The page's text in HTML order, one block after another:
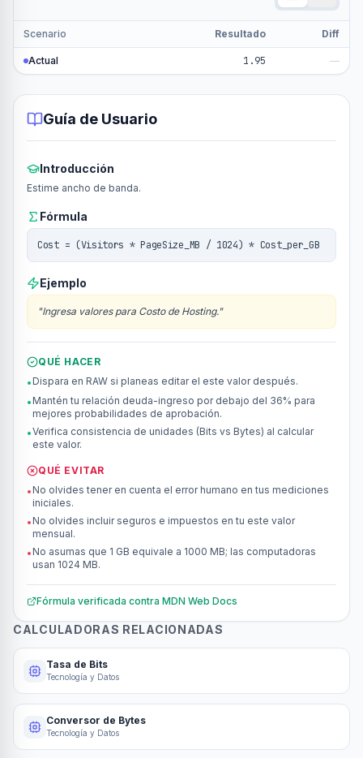
Scenario Resultado Diff
Actual 1.95 —
Guía de Usuario
Introducción
Estime ancho de banda.
Fórmula
Cost = (Visitors * PageSize_MB / 1024) * Cost_per_GB
Ejemplo
"Ingresa valores para Costo de Hosting."
QUÉ HACER
• Dispara en RAW si planeas editar el este valor después.
• Mantén tu relación deuda-ingreso por debajo del 36% para
mejores probabilidades de aprobación.
•Verifica consistencia de unidades (Bits vs Bytes) al calcular
este valor.
QUÉ EVITAR
• No olvides tener en cuenta el error humano en tus mediciones
iniciales.
• No olvides incluir seguros e impuestos en tu este valor
mensual.
• No asumas que 1 GB equivale a 1000 MB; las computadoras
usan 1024 MB.
Fórmula verificada contra MDN Web Docs
CALCULADORAS RELACIONADAS
Tasa de Bits
Tecnología y Datos
Conversor de Bytes
Tecnología y Datos